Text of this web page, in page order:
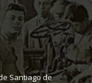
Santiago de